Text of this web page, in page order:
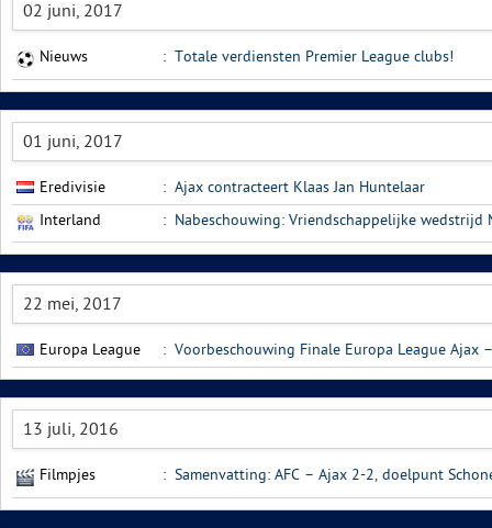
02 juni, 2017
Nieuws : Totale verdiensten Premier League clubs!
01 juni, 2017
Eredivisie : Ajax contracteert Klaas Jan Huntelaar
Interland
: Nabeschouwing: Vriendschappelijke wedstrijd
22 mei, 2017
Europa League : Voorbeschouwing Finale Europa League Ajax
13 juli, 2016
Filmpjes : Samenvatting: AFC – Ajax 2-2, doelpunt